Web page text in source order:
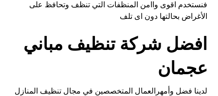
فنستخدم اقوى واامن المنظفات التي تنظف وتحافظ على
الأغراض بحالتها دون اى تلف
افضل شركة تنظيف مباني
عجمان
لدينا فضل وأمهرالعمال المتخصصين في مجال تنظيف المنازل